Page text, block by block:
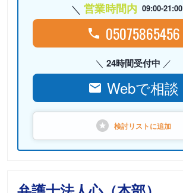
営業時間内 09:00-21:00
05075865456
24時間受付中
Webで相談
検討リストに追加